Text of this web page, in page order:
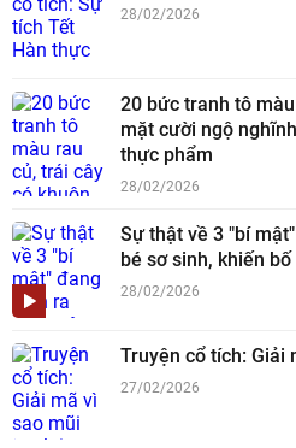
28/02/2026
20 bức tranh tô
mặt cười ngộ
thực phẩm
28/02/2026
Sự thật về 3 "bí
bé sơ sinh, khiến
28/02/2026
Truyện cổ tích: Giải
27/02/2026